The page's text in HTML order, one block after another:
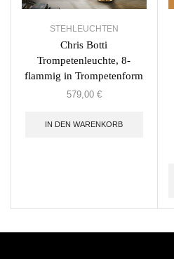
STEHLEUCHTEN
Chris Botti
Trompetenleuchte, 8-
flammig in Trompetenform
579,00 €
IN DEN WARENKORB